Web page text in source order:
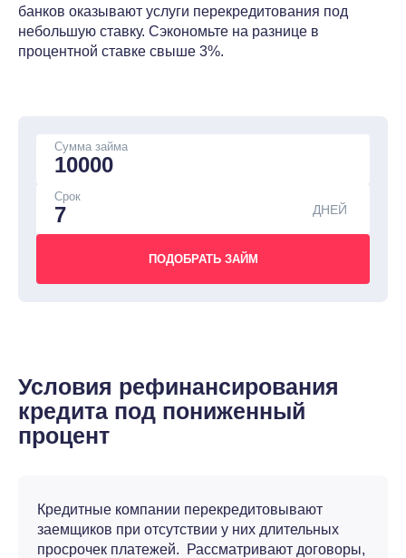
банков оказывают услуги перекредитования под
небольшую ставку. Сэкономьте на разнице в
процентной ставке свыше 3%.
Сумма займа
Срок
ДНЕЙ
Условия рефинансирования
кредита под пониженный
процент
Кредитные компании перекредитовывают
заемщиков при отсутствии у них длительных
просрочек платежей. Рассматривают договоры,